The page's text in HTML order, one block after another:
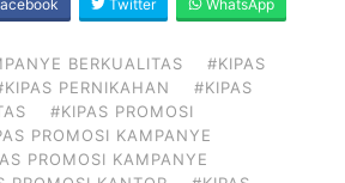
Twitter WhatsApp
BERKUALITAS
#KIPAS
PERNIKAHAN
#KIPAS
#KIPAS PROMOSI
PROMOSI KAMPANYE
PROMOSI KAMPANYE